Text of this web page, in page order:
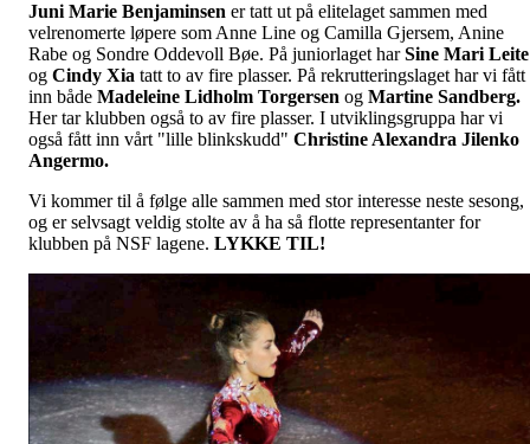
Juni Marie Benjaminsen er tatt ut på elitelaget sammen med
velrenomerte løpere som Anne Line og Camilla Gjersem, Anine
Rabe og Sondre Oddevoll Bøe. På juniorlaget harSine Mari Leite
og Cindy Xia tatt to av fire plasser. På rekrutteringslaget har vi fått
inn både Madeleine Lidholm Torgersen og Martine Sandberg.
Her tar klubben også to av fire plasser. I utviklingsgruppa har vi
også fått inn vårt "lille blinkskudd" Christine Alexandra Jilenko
Angermo.
Vi kommer til å følge alle sammen med stor interesse neste sesong,
og er selvsagt veldig stolte av å ha så flotte representanter for
klubben på NSF lagene. LYKKE TIL!